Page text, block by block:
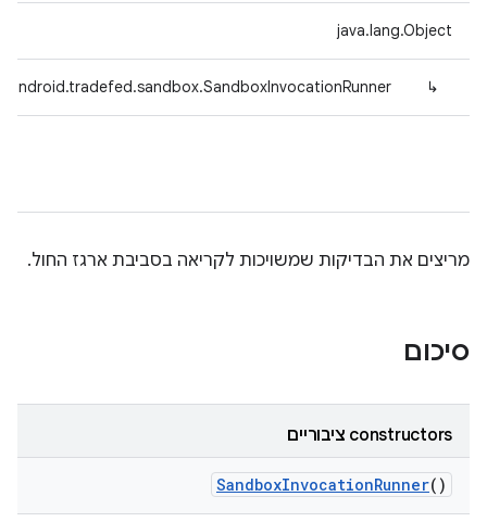
java.lang.Object
↳
מריצים את הבדיקות שמשויכות לקריאה בסביבת ארגז החול.
סיכום
‫constructors ציבוריים
SandboxInvocationRunner()